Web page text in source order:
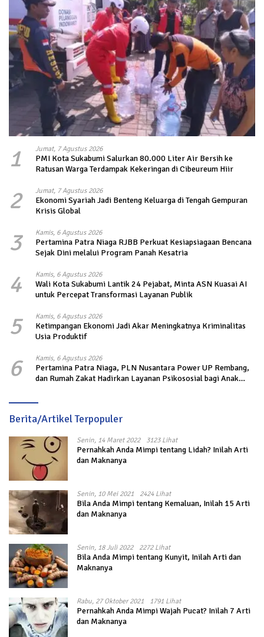
1 Jumat, 7 Agustus 2026
PMI Kota Sukabumi Salurkan 80.000 Liter Air Bersih ke
Ratusan Warga Terdampak Kekeringan di Cibeureum Hiir
2 Jumat, 7 Agustus 2026
Ekonomi Syariah Jadi Benteng Keluarga di Tengah Gempuran
Krisis Global
3 Kamis, 6 Agustus 2026
Pertamina Patra Niaga RJBB Perkuat Kesiapsiagaan Bencana
Sejak Dini melalui Program Panah Kesatria
4 Kamis, 6 Agustus 2026
Wali Kota Sukabumi Lantik 24 Pejabat, Minta ASN Kuasai AI
untuk Percepat Transformasi Layanan Publik
5 Kamis, 6 Agustus 2026
Ketimpangan Ekonomi Jadi Akar Meningkatnya Kriminalitas
Usia Produktif
6 Kamis, 6 Agustus 2026
Pertamina Patra Niaga, PLN Nusantara Power UP Rembang,
dan Rumah Zakat Hadirkan Layanan Psikososial bagi Anak
Berita/Artikel Terpopuler
Senin, 14 Maret 2022 3123 Lihat
Pernahkah Anda Mimpi tentang Lidah? Inilah Arti
dan Maknanya
Senin, 10 Mei 2021 2424 Lihat
Bila Anda Mimpi tentang Kemaluan, Inilah 15 Arti
dan Maknanya
Senin, 18 Juli 2022 2272 Lihat
Bila Anda Mimpi tentang Kunyit, Inilah Arti dan
Maknanya
Rabu, 27 Oktober 2021 1791 Lihat
Pernahkah Anda Mimpi Wajah Pucat? Inilah 7 Arti
dan Maknanya